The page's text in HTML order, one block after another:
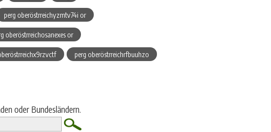
perg oberöstrreichyzmtv74i or
oberöstrreichosanexes or
perg oberöstrreichrfbuuhzo
oder Bundesländern.